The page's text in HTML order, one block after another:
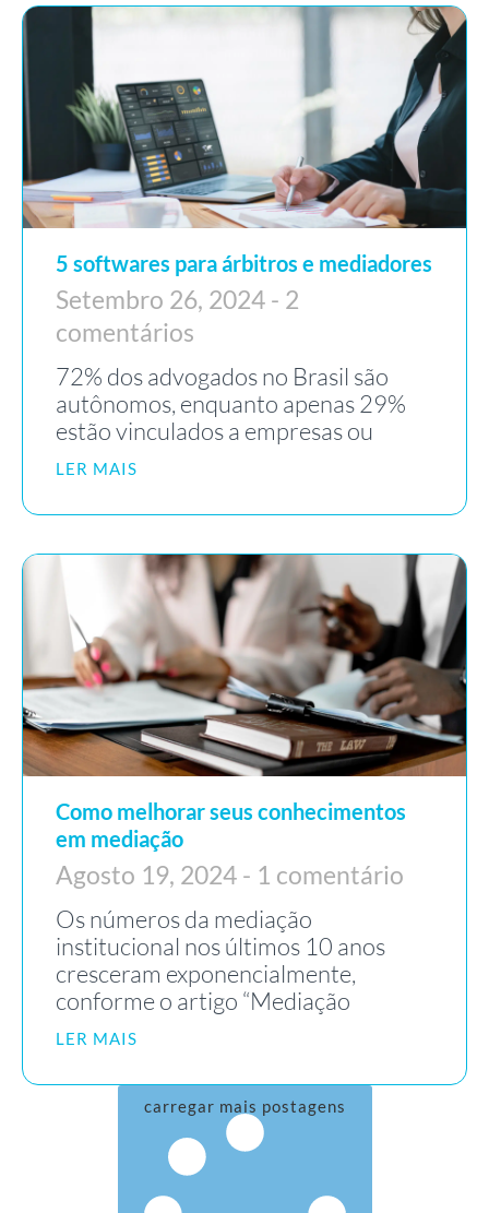
5 softwares para árbitros e mediadores
Setembro 26, 2024
2
comentários
72% dos advogados no Brasil são
autônomos, enquanto apenas 29%
estão vinculados a empresas ou
LER MAIS
Como melhorar seus conhecimentos
em mediação
Agosto 19, 2024 1 comentário
Os números da mediação
institucional nos últimos 10 anos
cresceram exponencialmente,
conforme o artigo “Mediação
LER MAIS
carregar mais postagens